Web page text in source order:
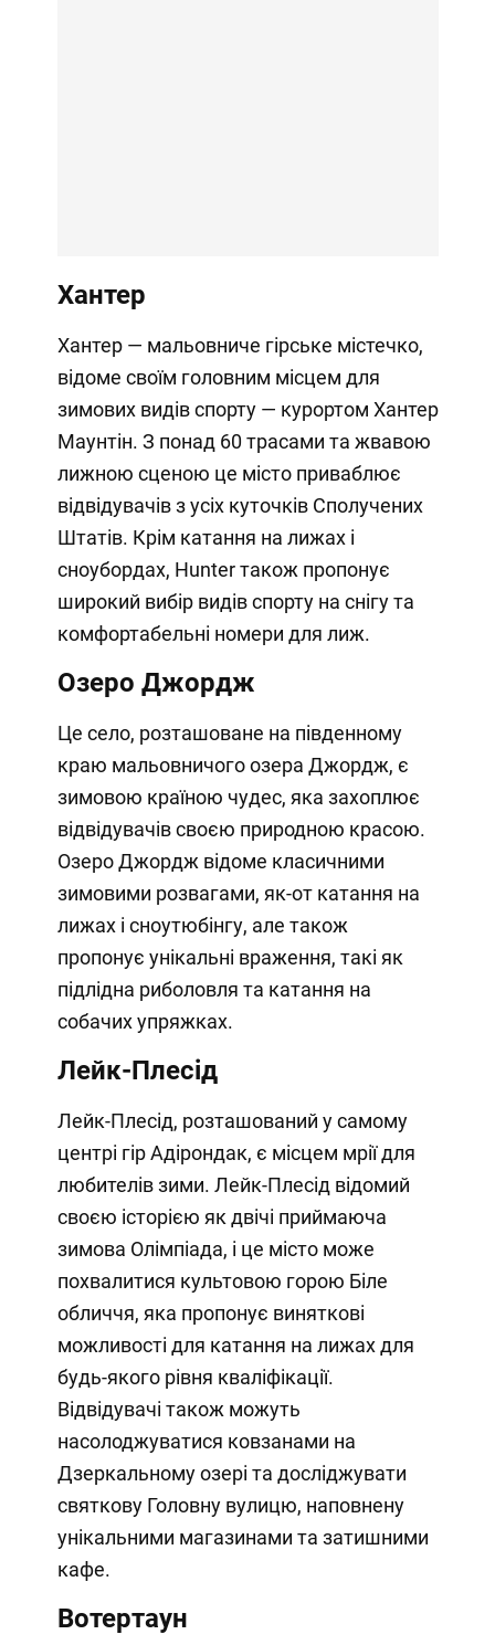
Хантер
Хантер — мальовниче гірське містечко,
відоме своїм головним місцем для
зимових видів спорту — курортом Хантер
Маунтін. З понад 60 трасами та жвавою
лижною сценою це місто приваблює
відвідувачів з усіх куточків Сполучених
Штатів. Крім катання на лижах і
сноубордах, Hunter також пропонує
широкий вибір видів спорту на снігу та
комфортабельні номери для лиж.
Озеро Джордж
Це село, розташоване на південному
краю мальовничого озера Джордж, є
зимовою країною чудес, яка захоплює
відвідувачів своєю природною красою.
Озеро Джордж відоме класичними
зимовими розвагами, як-от катання на
лижах і сноутюбінгу, але також
пропонує унікальні враження, такі як
підлідна риболовля та катання на
собачих упряжках.
Лейк-Плесід
Лейк-Плесід, розташований у самому
центрі гір Адірондак, є місцем мрії для
любителів зими. Лейк-Плесід відомий
своєю історією як двічі приймаюча
зимова Олімпіада, і це місто може
похвалитися культовою горою Біле
обличчя, яка пропонує виняткові
можливості для катання на лижах для
будь-якого рівня кваліфікації.
Відвідувачі також можуть
насолоджуватися ковзанами на
Дзеркальному озері та досліджувати
святкову Головну вулицю, наповнену
унікальними магазинами та затишними
кафе.
Вотертаун